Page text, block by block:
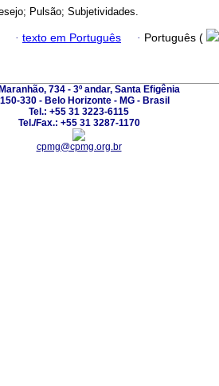
Pulsão; Subjetividades.
· texto em Português · Português (
734 - 3º andar, Santa Efigênia
330 - Belo Horizonte - MG - Brasil
Tel.: +55 31 3223-6115
Tel./Fax.: +55 31 3287-1170
cpmg@cpmg.org.br